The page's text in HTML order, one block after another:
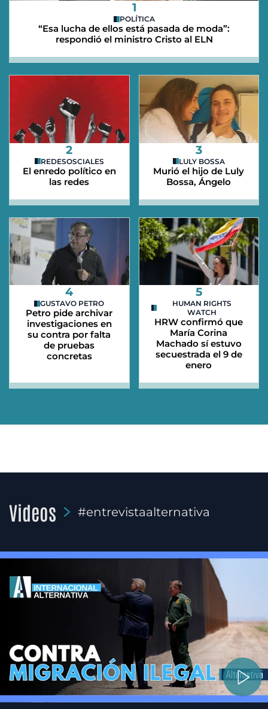
1
POLÍTICA
“Esa lucha de ellos está pasada de moda”:
respondió el ministro Cristo al ELN
2
REDESOSCIALES
El enredo político en
las redes
3
LULY BOSSA
Murió el hijo de Luly
Bossa, Ángelo
4
GUSTAVO PETRO
Petro pide archivar
investigaciones en
su contra por falta
de pruebas
concretas
5
HUMAN RIGHTS
WATCH
HRW confirmó que
María Corina
Machado sí estuvo
secuestrada el 9 de
enero
Videos #entrevistaalternativa